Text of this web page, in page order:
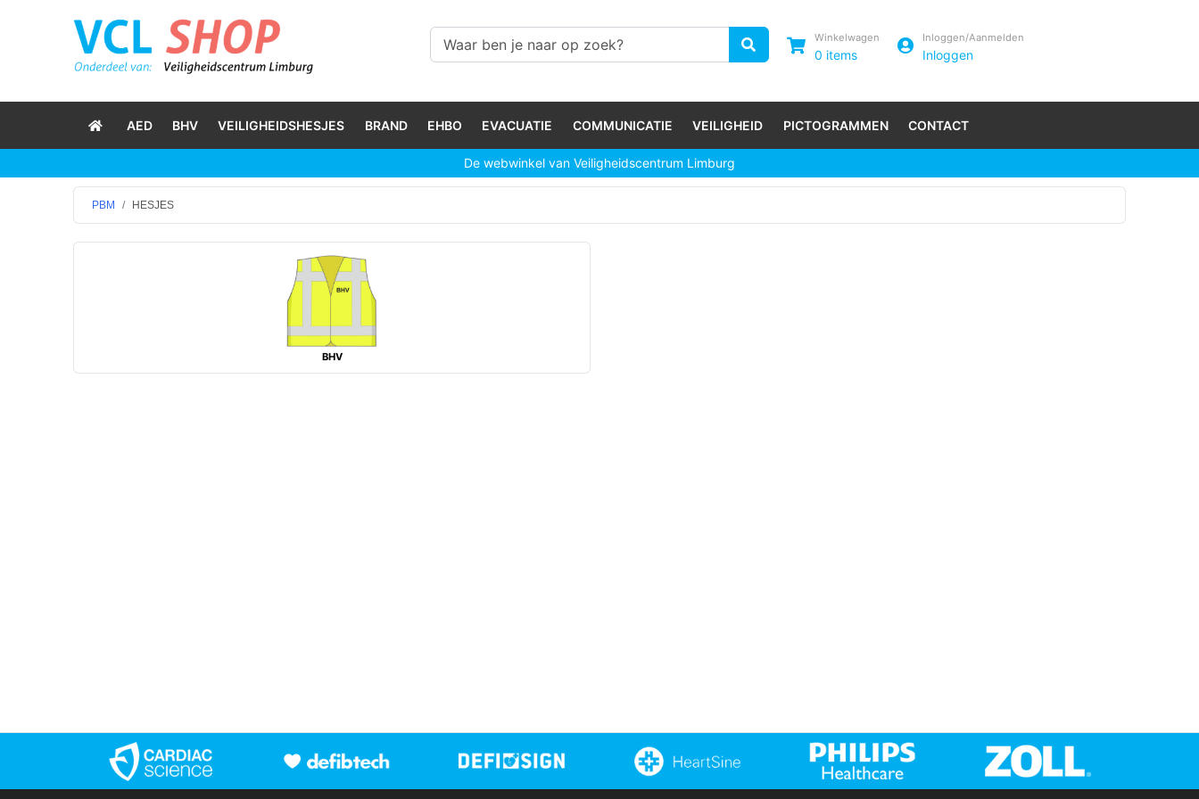
Winkelwagen
0 items
Inloggen/Aanmelden
Inloggen
AED BHV VEILIGHEIDSHESJES BRAND EHBO EVACUATIE COMMUNICATIE VEILIGHEID PICTOGRAMMEN CONTACT
De webwinkel van Veiligheidscentrum Limburg
PBM HESJES
BHV